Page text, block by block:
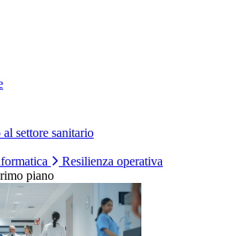
settore sanitario
Resilienza operativa
piano